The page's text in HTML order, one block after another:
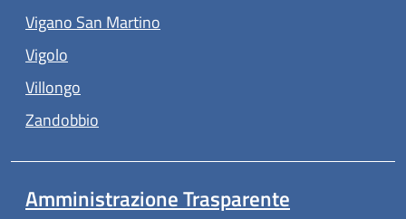
Vigano San Martino
Vigolo
Villongo
Zandobbio
Amministrazione Trasparente